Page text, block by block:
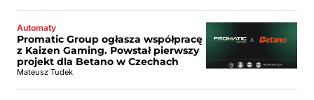
Automaty
Promatic Group ogłasza współpracę
z Kaizen Gaming. Powstał pierwszy
projekt dla Betano w Czechach
Mateusz Tudek